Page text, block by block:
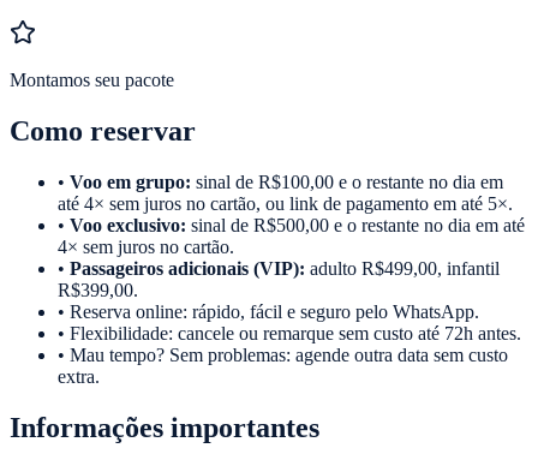
Montamos seu pacote
Como reservar
• Voo em grupo: sinal de R$100,00 e o restante no dia em
até 4× sem juros no cartão, ou link de pagamento em até 5×.
• Voo exclusivo: sinal de R$500,00 e o restante no dia em até
4× sem juros no cartão.
• Passageiros adicionais (VIP): adulto R$499,00, infantil
R$399,00.
• Reserva online: rápido, fácil e seguro pelo WhatsApp.
• Flexibilidade: cancele ou remarque sem custo até 72h antes.
• Mau tempo? Sem problemas: agende outra data sem custo
extra.
Informações importantes